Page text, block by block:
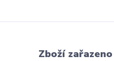
Zboží